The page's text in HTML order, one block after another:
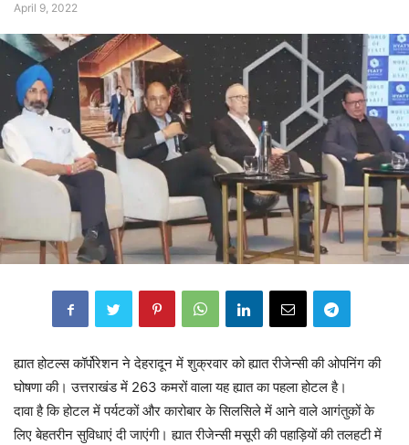
April 9, 2022
ह्यात होटल्स कॉर्पोरेशन ने देहरादून में शुक्रवार को ह्यात रीजेन्सी की ओपनिंग की
घोषणा की। उत्तराखंड में 263 कमरों वाला यह ह्यात का पहला होटल है।
दावा है कि होटल में पर्यटकों और कारोबार के सिलसिले में आने वाले आगंतुकों के
लिए बेहतरीन सुविधाएं दी जाएंगी। ह्यात रीजेन्सी मसूरी की पहाड़ियों की तलहटी में